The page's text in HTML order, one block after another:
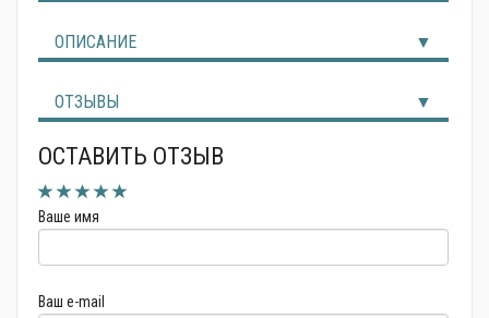
ОПИСАНИЕ
ОТЗЫВЫ
ОСТАВИТЬ ОТЗЫВ
Ваше имя
Ваш e-mail